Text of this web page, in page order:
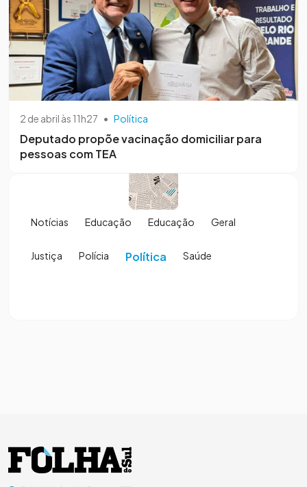
2 de abril às 11h27 • Política
Deputado propõe vacinação domiciliar para
pessoas com TEA
Notícias Educação Educação Geral
Justiça Polícia Política Saúde